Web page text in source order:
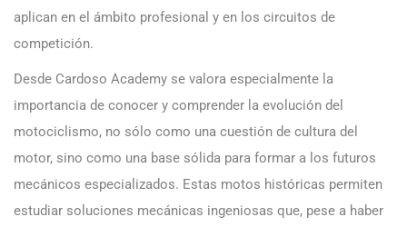
aplican en el ámbito profesional y en los circuitos de
competición.
Desde Cardoso Academy se valora especialmente la
importancia de conocer y comprender la evolución del
motociclismo, no sólo como una cuestión de cultura del
motor, sino como una base sólida para formar a los futuros
mecánicos especializados. Estas motos históricas permiten
estudiar soluciones mecánicas ingeniosas que, pese a haber